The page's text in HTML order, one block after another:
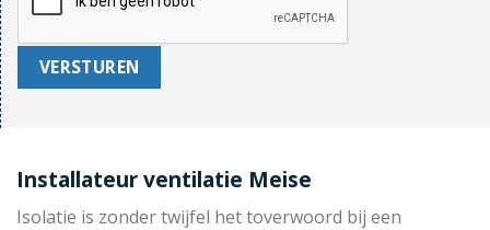
Installateur ventilatie Meise
Isolatie is zonder twijfel het toverwoord bij een